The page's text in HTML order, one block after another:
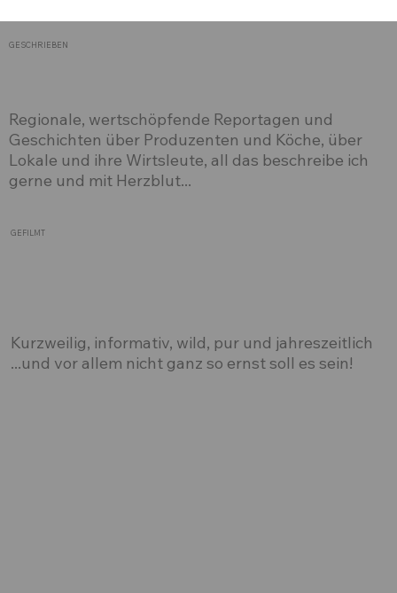
Regionale, wertschöpfende Reportagen und
Geschichten über Produzenten und Köche, über
Lokale und ihre Wirtsleute, all das beschreibe ich
gerne und mit Herzblut...
GESCHRIEBEN
Kurzweilig, informativ, wild, pur und jahreszeitlich
...und vor allem nicht ganz so ernst soll es sein!
GEFILMT